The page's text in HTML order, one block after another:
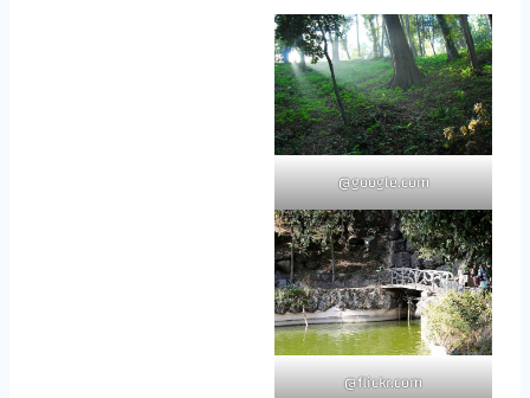
google.com@
flickr.com@